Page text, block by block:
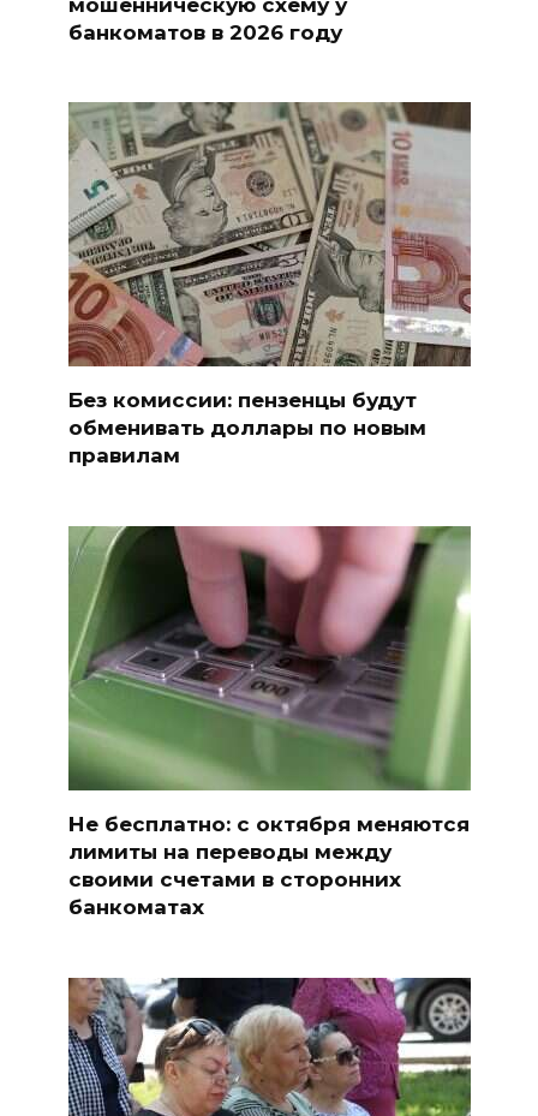
банкоматов в 2026 году
Без комиссии: пензенцы будут
обменивать доллары по новым
правилам
Не бесплатно: с октября меняются
лимиты на переводы между
своими счетами в сторонних
банкоматах